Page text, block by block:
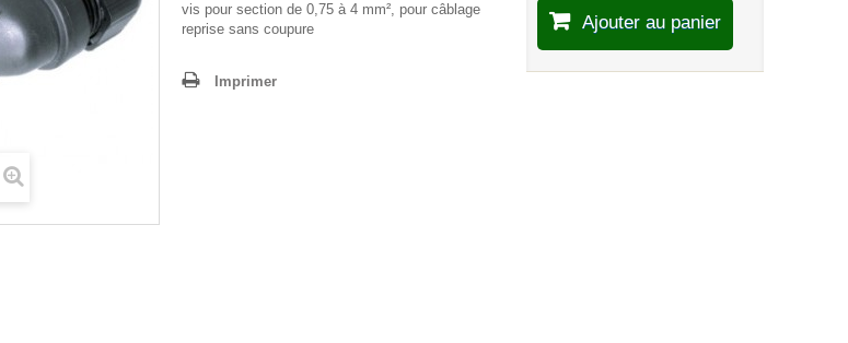
vis pour section de 0,75 à 4 mm², pour câblage
reprise sans coupure
Imprimer
Ajouter au panier